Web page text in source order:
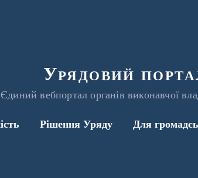
Урядовий
Єдиний вебпортал органів виконавчої
Рішення Уряду Для